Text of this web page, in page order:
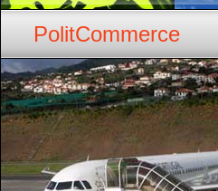
PolitCommerce